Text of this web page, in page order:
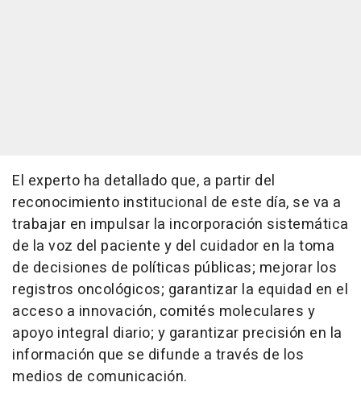
El experto ha detallado que, a partir del
reconocimiento institucional de este día, se va a
trabajar en impulsar la incorporación sistemática
de la voz del paciente y del cuidador en la toma
de decisiones de políticas públicas; mejorar los
registros oncológicos; garantizar la equidad en el
acceso a innovación, comités moleculares y
apoyo integral diario; y garantizar precisión en la
información que se difunde a través de los
medios de comunicación.